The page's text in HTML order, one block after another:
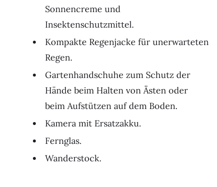
Sonnencreme und
Insektenschutzmittel.
Kompakte Regenjacke für unerwarteten
Regen.
Gartenhandschuhe zum Schutz der
Hände beim Halten von Ästen oder
beim Aufstützen auf dem Boden.
Kamera mit Ersatzakku.
Fernglas.
Wanderstock.